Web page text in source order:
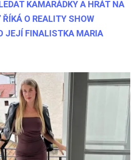
KAMARÁDKY A HRÁT NA
ŘÍKÁ O REALITY SHOW
JEJÍ FINALISTKA MARIA